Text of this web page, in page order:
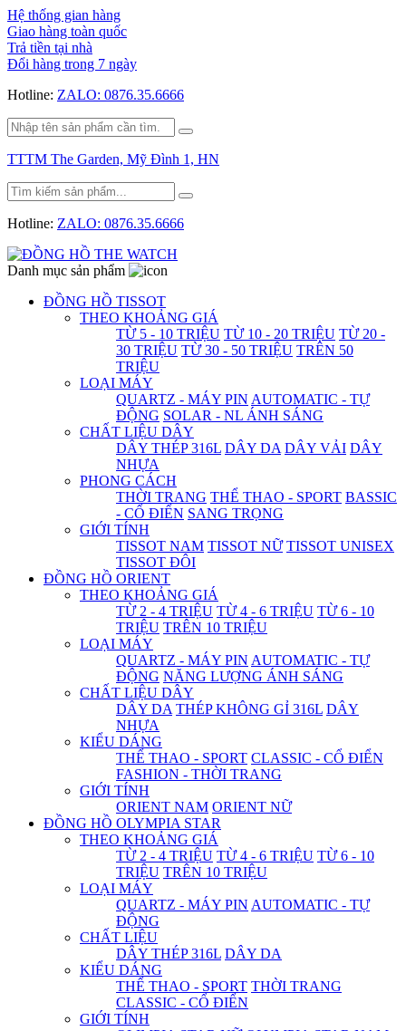
Hệ thống gian hàng
Giao hàng toàn quốc
Trả tiền tại nhà
Đổi hàng trong 7 ngày
Hotline: ZALO: 0876.35.6666
TTTM The Garden, Mỹ Đình 1, HN
Hotline: ZALO: 0876.35.6666
Danh mục sản phẩm
ĐỒNG HỒ TISSOT
THEO KHOẢNG GIÁ
TỪ 5 - 10 TRIỆU TỪ 10 - 20 TRIỆU TỪ 20 -
30 TRIỆU TỪ 30 - 50 TRIỆU TRÊN 50
TRIỆU
LOẠI MÁY
QUARTZ - MÁY PIN AUTOMATIC - TỰ
ĐỘNG SOLAR - NL ÁNH SÁNG
CHẤT LIỆU DÂY
DÂY THÉP 316L DÂY DA DÂY VẢI DÂY
NHỰA
PHONG CÁCH
THỜI TRANG THỂ THAO - SPORT BASSIC
- CỔ ĐIỂN SANG TRỌNG
GIỚI TÍNH
TISSOT NAM TISSOT NỮ TISSOT UNISEX
TISSOT ĐÔI
ĐỒNG HỒ ORIENT
THEO KHOẢNG GIÁ
TỪ 2 - 4 TRIỆU TỪ 4 - 6 TRIỆU TỪ 6 - 10
TRIỆU TRÊN 10 TRIỆU
LOẠI MÁY
QUARTZ - MÁY PIN AUTOMATIC - TỰ
ĐỘNG NĂNG LƯỢNG ÁNH SÁNG
CHẤT LIỆU DÂY
DÂY DA THÉP KHÔNG GỈ 316L DÂY
NHỰA
KIỂU DÁNG
THỂ THAO - SPORT CLASSIC - CỔ ĐIỂN
FASHION - THỜI TRANG
GIỚI TÍNH
ORIENT NAM ORIENT NỮ
ĐỒNG HỒ OLYMPIA STAR
THEO KHOẢNG GIÁ
TỪ 2 - 4 TRIỆU TỪ 4 - 6 TRIỆU TỪ 6 - 10
TRIỆU TRÊN 10 TRIỆU
LOẠI MÁY
QUARTZ - MÁY PIN AUTOMATIC - TỰ
ĐỘNG
CHẤT LIỆU
DÂY THÉP 316L DÂY DA
KIỂU DÁNG
THỂ THAO - SPORT THỜI TRANG
CLASSIC - CỔ ĐIỂN
GIỚI TÍNH